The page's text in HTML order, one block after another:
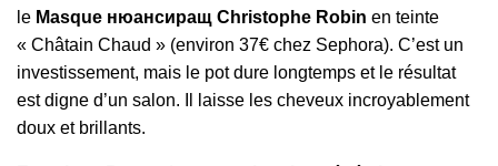
le Masque нюансиращ Christophe Robin en teinte
« Châtain Chaud » (environ 37€ chez Sephora). C’est un
investissement, mais le pot dure longtemps et le résultat
est digne d’un salon. Il laisse les cheveux incroyablement
doux et brillants.